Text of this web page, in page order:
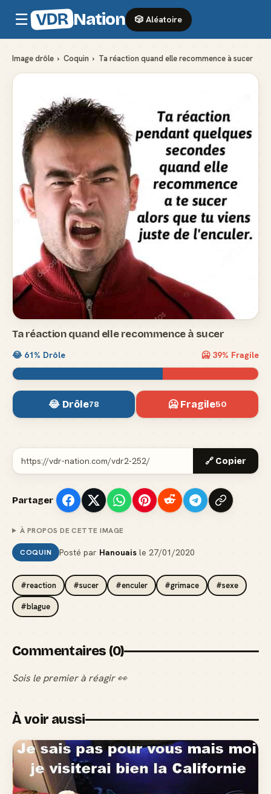
☰ VDR Nation 🎲 Aléatoire
Image drôle › Coquin › Ta réaction quand elle recommence à sucer
Ta réaction quand elle recommence à sucer
😂 61% Drôle 🥶 39% Fragile
😂 Drôle78 🥶 Fragile50
🔗 Copier
Partager
À PROPOS DE CETTE IMAGE
COQUIN Posté par Hanouais le 27/01/2020
#reaction #sucer #enculer #grimace #sexe
#blague
Commentaires (0)
Sois le premier à réagir 👀
À voir aussi